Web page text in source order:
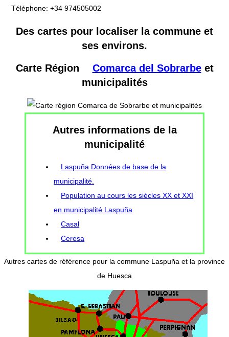
Téléphone: +34 974505002
Des cartes pour localiser la commune et
ses environs.
Carte Région Comarca del Sobrarbeet
municipalités
Autres informations de la
municipalité
Laspuña Données de base de la
municipalité.
Population au cours les siècles XX et XXI
en municipalité Laspuña
Casal
Ceresa
Autres cartes de référence pour la commune Laspuña et la province
de Huesca